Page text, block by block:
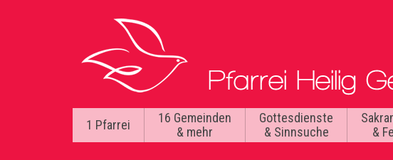
1 Pfarrei
16 Gemeinden
& mehr
Gottesdienste
& Sinnsuche
&